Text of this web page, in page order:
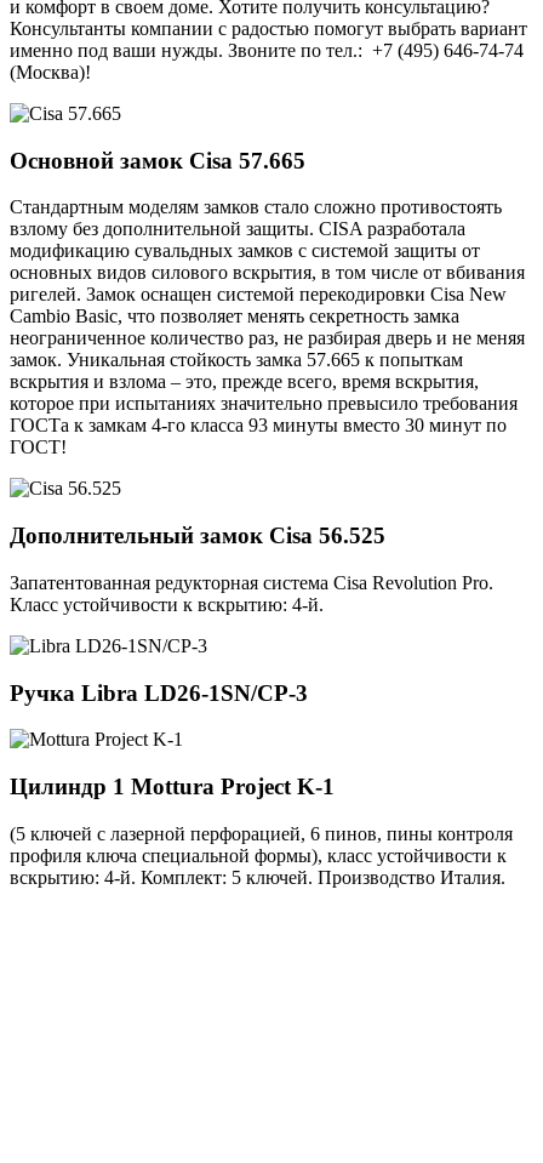
и комфорт в своем доме. Хотите получить консультацию?
Консультанты компании с радостью помогут выбрать вариант
именно под ваши нужды. Звоните по тел.: +7 (495) 646-74-74
(Москва)!
Основной замок Cisa 57.665
Стандартным моделям замков стало сложно противостоять
взлому без дополнительной защиты. CISA разработала
модификацию сувальдных замков с системой защиты от
основных видов силового вскрытия, в том числе от вбивания
ригелей. Замок оснащен системой перекодировки Cisa New
Cambio Basic, что позволяет менять секретность замка
неограниченное количество раз, не разбирая дверь и не меняя
замок. Уникальная стойкость замка 57.665 к попыткам
вскрытия и взлома – это, прежде всего, время вскрытия,
которое при испытаниях значительно превысило требования
ГОСТа к замкам 4-го класса 93 минуты вместо 30 минут по
ГОСТ!
Дополнительный замок Cisa 56.525
Запатентованная редукторная система Cisa Revolution Pro.
Класс устойчивости к вскрытию: 4-й.
Ручка Libra LD26-1SN/CP-3
Цилиндр 1 Mottura Project K-1
(5 ключей с лазерной перфорацией, 6 пинов, пины контроля
профиля ключа специальной формы), класс устойчивости к
вскрытию: 4-й. Комплект: 5 ключей. Производство Италия.